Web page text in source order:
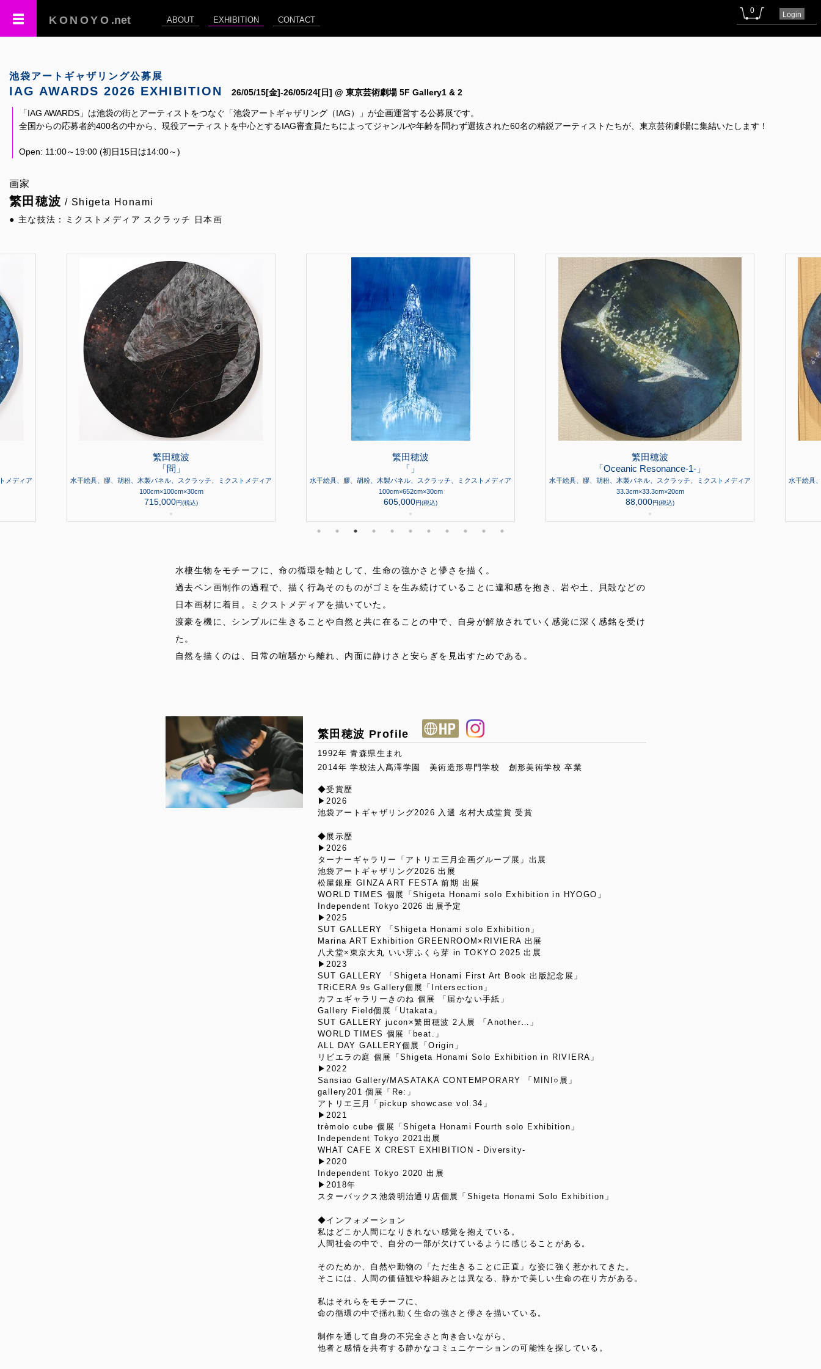
KONOYO .net ABOUT EXHIBITION CONTACT
0 Login
池袋アートギャザリング公募展
IAG AWARDS 2026 EXHIBITION 26/05/15[金]-26/05/24[日] @ 東京芸術劇場 5F Gallery1 & 2
「IAG AWARDS」は池袋の街とアーティストをつなぐ「池袋アートギャザリング（IAG）」が企画運営する公募展です。
全国からの応募者約400名の中から、現役アーティストを中心とするIAG審査員たちによってジャンルや年齢を問わず選抜された60名の精鋭アーティストたちが、東京芸術劇場に集結いたします！
Open: 11:00～19:00 (初日15日は14:00～)
画家
繁田穂波 / Shigeta Honami
● 主な技法：ミクストメディア スクラッチ 日本画
メディア
繁田穂波
「問」
水干絵具、膠、胡粉、木製パネル、スクラッチ、ミクストメディア
100cm×100cm×30cm
715,000円(税込)
●
繁田穂波
「」
水干絵具、膠、胡粉、木製パネル、スクラッチ、ミクストメディア
100cm×652cm×30cm
605,000円(税込)
●
繁田穂波
「Oceanic Resonance-1-」
水干絵具、膠、胡粉、木製パネル、スクラッチ、ミクストメディア
33.3cm×33.3cm×20cm
88,000円(税込)
●
水干絵具
水棲生物をモチーフに、命の循環を軸として、生命の強かさと儚さを描く。
過去ペン画制作の過程で、描く行為そのものがゴミを生み続けていることに違和感を抱き、岩や土、貝殻などの
日本画材に着目。ミクストメディアを描いていた。
渡豪を機に、シンプルに生きることや自然と共に在ることの中で、自身が解放されていく感覚に深く感銘を受け
た。
自然を描くのは、日常の喧騒から離れ、内面に静けさと安らぎを見出すためである。
繁田穂波 Profile
1992年 青森県生まれ
2014年 学校法人髙澤学園 美術造形専門学校 創形美術学校 卒業
◆受賞歴
▶︎2026
池袋アートギャザリング2026 入選 名村大成堂賞 受賞
◆展示歴
▶︎2026
ターナーギャラリー「アトリエ三月企画グループ展」出展
池袋アートギャザリング2026 出展
松屋銀座 GINZA ART FESTA 前期 出展
WORLD TIMES 個展「Shigeta Honami solo Exhibition in HYOGO」
Independent Tokyo 2026 出展予定
▶︎2025
SUT GALLERY 「Shigeta Honami solo Exhibition」
Marina ART Exhibition GREENROOM×RIVIERA 出展
八犬堂×東京大丸 いい芽ふくら芽 in TOKYO 2025 出展
▶︎2023
SUT GALLERY 「Shigeta Honami First Art Book 出版記念展」
TRiCERA 9s Gallery個展「Intersection」
カフェギャラリーきのね 個展 「届かない手紙」
Gallery Field個展「Utakata」
SUT GALLERY jucon×繁田穂波 2人展 「Another…」
WORLD TIMES 個展「beat.」
ALL DAY GALLERY個展「Origin」
リビエラの庭 個展「Shigeta Honami Solo Exhibition in RIVIERA」
▶︎2022
Sansiao Gallery/MASATAKA CONTEMPORARY 「MINI○展」
gallery201 個展「Re:」
アトリエ三月「pickup showcase vol.34」
▶︎2021
trèmolo cube 個展「Shigeta Honami Fourth solo Exhibition」
Independent Tokyo 2021出展
WHAT CAFE X CREST EXHIBITION - Diversity-
▶︎2020
Independent Tokyo 2020 出展
▶︎2018年
スターバックス池袋明治通り店個展「Shigeta Honami Solo Exhibition」
◆インフォメーション
私はどこか人間になりきれない感覚を抱えている。
人間社会の中で、自分の一部が欠けているように感じることがある。
そのためか、自然や動物の「ただ生きることに正直」な姿に強く惹かれてきた。
そこには、人間の価値観や枠組みとは異なる、静かで美しい生命の在り方がある。
私はそれらをモチーフに、
命の循環の中で揺れ動く生命の強さと儚さを描いている。
制作を通して自身の不完全さと向き合いながら、
他者と感情を共有する静かなコミュニケーションの可能性を探している。